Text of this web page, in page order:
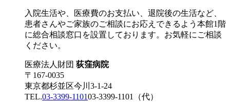
入院生活や、医療費のお支払い、退院後の生活など、
患者さんやご家族のご相談にお応えできるよう本館1階
に総合相談窓口を設置しております。お気軽にご相談
ください。
医療法人財団 荻窪病院
〒167-0035
東京都杉並区今川3-1-24
TEL.03-3399-110103-3399-1101 （代）